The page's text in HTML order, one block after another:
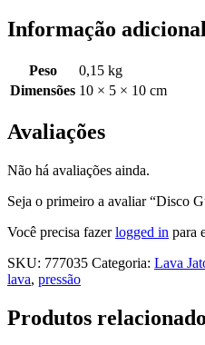
Informação adicional
Peso
0,15 kg
Dimensões 10 × 5 × 10 cm
Avaliações
Não há avaliações ainda.
Seja o primeiro a avaliar “Disco
Você precisa fazerlogged in para
SKU: 777035 Categoria: Lava
lava, pressão
Produtos